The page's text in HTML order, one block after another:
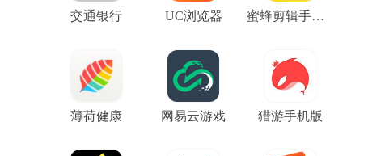
交通银行 UC浏览器 蜜蜂剪辑手机版
薄荷健康 网易云游戏 猎游手机版